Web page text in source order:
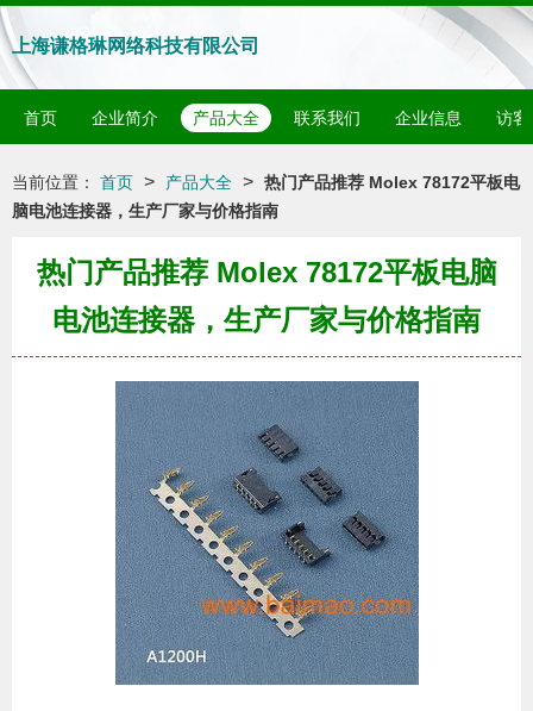
上海谦格琳网络科技有限公司
首页 企业简介 产品大全 联系我们 企业信息 访客
当前位置： 首页 > 产品大全 > 热门产品推荐 Molex 78172平板电
脑电池连接器，生产厂家与价格指南
热门产品推荐 Molex 78172平板电脑
电池连接器，生产厂家与价格指南